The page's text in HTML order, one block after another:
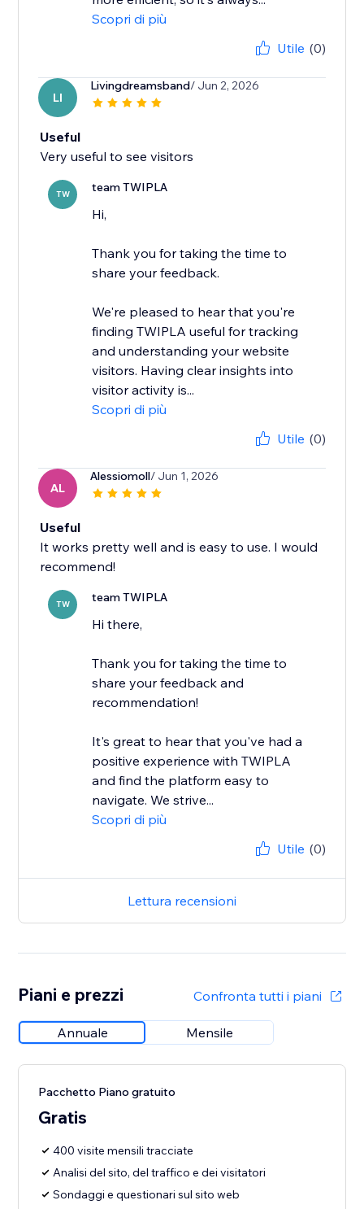
Scopri di più
Utile (0)
LI
Livingdreamsband/ Jun 2, 2026
Useful
Very useful to see visitors
TW team TWIPLA
Hi,
Thank you for taking the time to
share your feedback.
We're pleased to hear that you're
finding TWIPLA useful for tracking
and understanding your website
visitors. Having clear insights into
visitor activity is...
Scopri di più
Utile (0)
AL
Alessiomoll/ Jun 1, 2026
Useful
It works pretty well and is easy to use. I would
recommend!
TW team TWIPLA
Hi there,
Thank you for taking the time to
share your feedback and
recommendation!
It's great to hear that you've had a
positive experience with TWIPLA
and find the platform easy to
navigate. We strive...
Scopri di più
Utile (0)
Lettura recensioni
Piani e prezzi Confronta tutti i piani
Annuale Mensile
Pacchetto Piano gratuito
Gratis
400 visite mensili tracciate
Analisi del sito, del traffico e dei visitatori
Sondaggi e questionari sul sito web